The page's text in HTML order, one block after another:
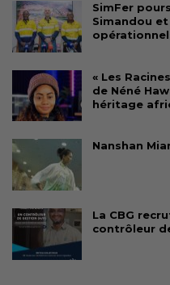
SimFer
Simandou
« Les
de Néné
héritage
Nanshan
La CBG
contrôleur